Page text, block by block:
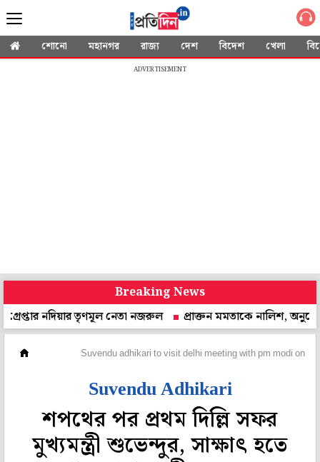
শোনো মহানগর রাজ্য দেশ বিদেশ খেলা
ADVERTISEMENT
Breaking News
নদিয়ার তৃণমূল নেতা নজরুল
প্রাক্তন মমতাকে নালিশ, অনুরোধ করে চিঠি!
Suvendu adhikari to visit delhi meeting with pm modi on
Suvendu Adhikari
শপথের পর প্রথম দিল্লি সফর
মুখ্যমন্ত্রী শুভেন্দুর, সাক্ষাৎ হতে